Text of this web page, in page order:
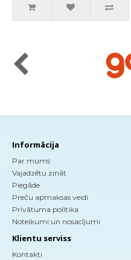
Informācija
Par mums
Vajadzētu zināt
Piegāde
Preču apmaksas veidi
Privātuma politika
Noteikumi un nosacījumi
Klientu serviss
Kontakti